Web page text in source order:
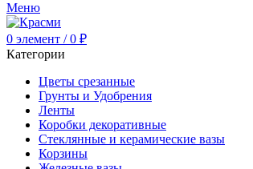
Меню
0 элемент / 0 ₽
Категории
Цветы срезанные
Грунты и Удобрения
Ленты
Коробки декоративные
Стеклянные и керамические вазы
Корзины